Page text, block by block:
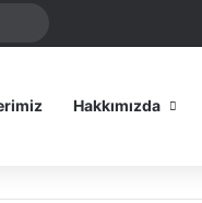
...
Hakkımızda